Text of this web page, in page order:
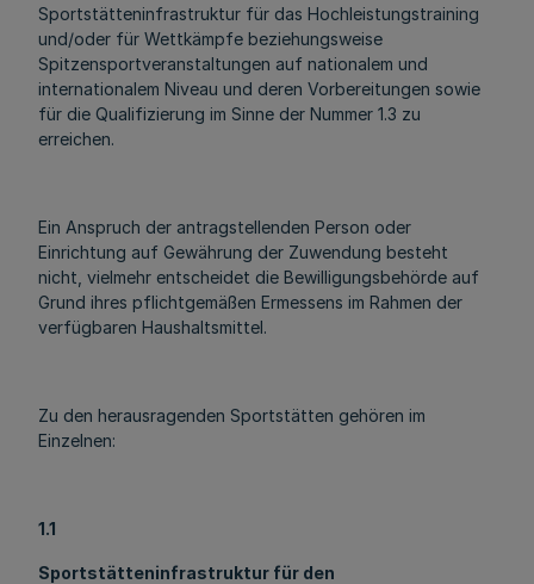
Sportstätteninfrastruktur für das Hochleistungstraining
und/oder für Wettkämpfe beziehungsweise
Spitzensportveranstaltungen auf nationalem und
internationalem Niveau und deren Vorbereitungen sowie
für die Qualifizierung im Sinne der Nummer 1.3 zu
erreichen.
Ein Anspruch der antragstellenden Person oder
Einrichtung auf Gewährung der Zuwendung besteht
nicht, vielmehr entscheidet die Bewilligungsbehörde auf
Grund ihres pflichtgemäßen Ermessens im Rahmen der
verfügbaren Haushaltsmittel.
Zu den herausragenden Sportstätten gehören im
Einzelnen:
1.1
Sportstätteninfrastruktur für den